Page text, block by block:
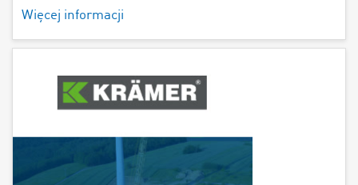
Więcej informacji